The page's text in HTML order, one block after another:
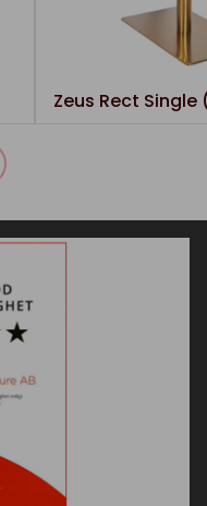
Zeus Rect